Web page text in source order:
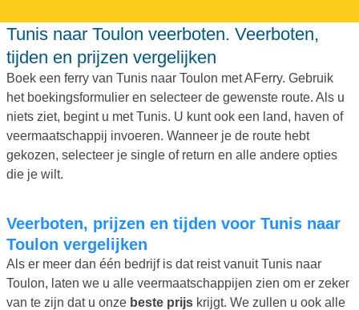
Tunis naar Toulon veerboten. Veerboten,
tijden en prijzen vergelijken
Boek een ferry van Tunis naar Toulon met AFerry. Gebruik
het boekingsformulier en selecteer de gewenste route. Als u
niets ziet, begint u met Tunis. U kunt ook een land, haven of
veermaatschappij invoeren. Wanneer je de route hebt
gekozen, selecteer je single of return en alle andere opties
die je wilt.
Veerboten, prijzen en tijden voor Tunis naar
Toulon vergelijken
Als er meer dan één bedrijf is dat reist vanuit Tunis naar
Toulon, laten we u alle veermaatschappijen zien om er zeker
van te zijn dat u onze beste prijs krijgt. We zullen u ook alle